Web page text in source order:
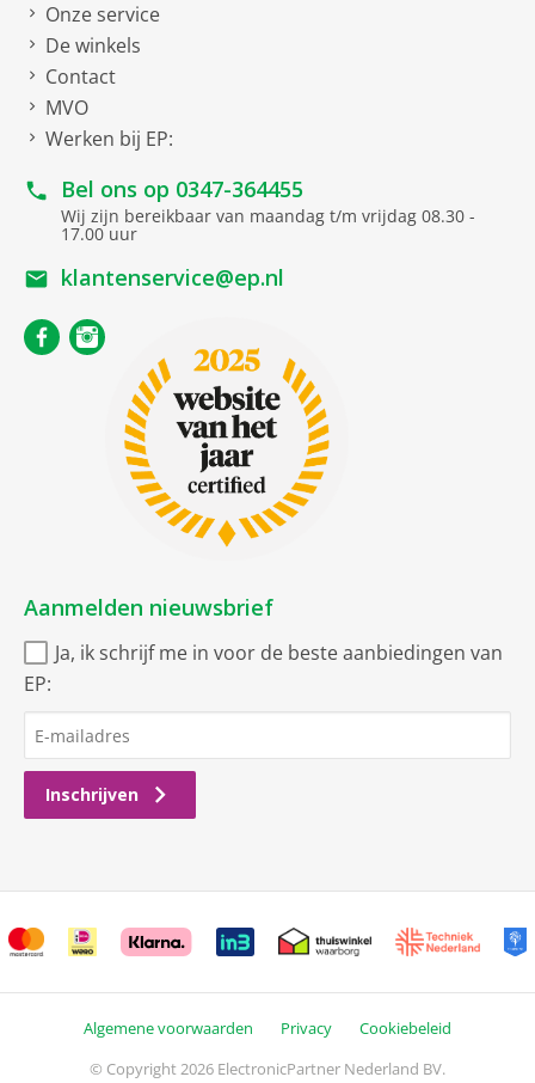
Onze service
De winkels
Contact
MVO
Werken bij EP:
Bel ons op 0347-364455
Wij zijn bereikbaar van maandag t/m vrijdag 08.30 -
17.00 uur
klantenservice@ep.nl
Aanmelden nieuwsbrief
Ja, ik schrijf me in voor de beste aanbiedingen van
EP:
Inschrijven
Algemene voorwaarden Privacy
Cookiebeleid
© Copyright 2026 ElectronicPartner Nederland BV.